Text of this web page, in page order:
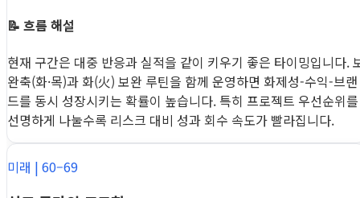
📝 흐름 해설
현재 구간은 대중 반응과 실적을 같이 키우기 좋은 타이밍입니다.
완축(화·목)과 화(火) 보완 루틴을 함께 운영하면 화제성-수익-브랜
드를 동시 성장시키는 확률이 높습니다. 특히 프로젝트 우선순위를
선명하게 나눌수록 리스크 대비 성과 회수 속도가 빨라집니다.
미래 | 60–69